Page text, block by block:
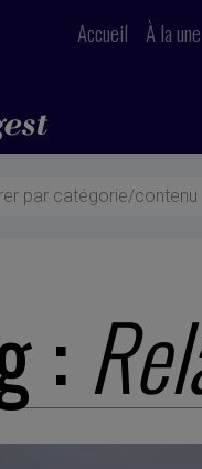
Accueil À la une
par catégorie/contenu
: